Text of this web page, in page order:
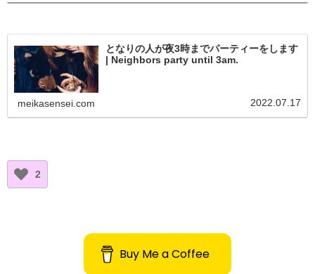
となりの人が夜3時までパーティーをします
| Neighbors party until 3am.
meikasensei.com 2022.07.17
2
Buy Me a Coffee